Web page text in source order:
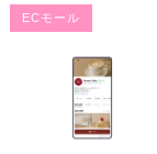
ECモール